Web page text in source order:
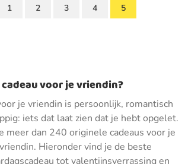
1 2 3 4 5
voor je vriendin?
je vriendin is persoonlijk, romantisch
iets dat laat zien dat je hebt opgelet.
meer dan 240 originele cadeaus voor je
Hieronder vind je de beste
tot valentijnsverrassing en